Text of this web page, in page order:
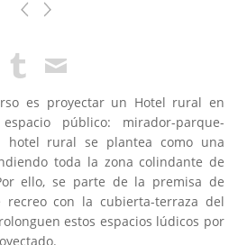
es proyectar un Hotel rural en
público: mirador-parque-
hotel rural se plantea como una
toda la zona colindante de
ello, se parte de la premisa de
recreo con la cubierta-terraza del
estos espacios lúdicos por